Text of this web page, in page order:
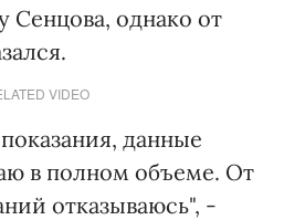
Сенцова, однако от
VIDEO
данные
в полном объеме. От
отказываюсь", -